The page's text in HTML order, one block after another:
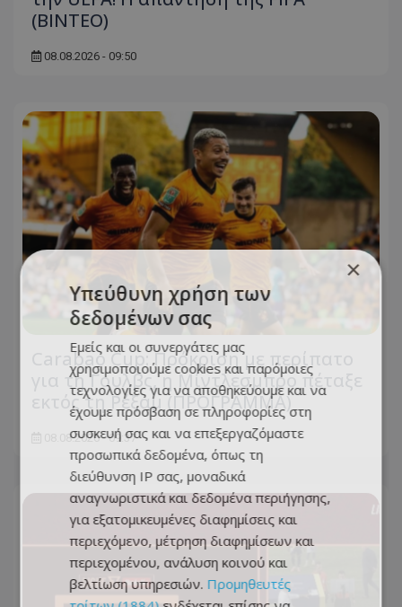
(ΒΙΝΤΕΟ)
08.08.2026 - 09:50
Carabao Cup: Πρόκριση με περίπατο
για τη Γουλβς, η Μίντλεσμπρο πέταξε
εκτός τη Ρέξαμ (ΠΡΟΓΡΑΜΜΑ)
08.08.2026 - 09:37
×
Υπεύθυνη χρήση των
δεδομένων σας
Εμείς και οι συνεργάτες μας
χρησιμοποιούμε cookies και παρόμοιες
τεχνολογίες για να αποθηκεύουμε και να
έχουμε πρόσβαση σε πληροφορίες στη
συσκευή σας και να επεξεργαζόμαστε
προσωπικά δεδομένα, όπως τη
διεύθυνση IP σας, μοναδικά
αναγνωριστικά και δεδομένα περιήγησης,
για εξατομικευμένες διαφημίσεις και
περιεχόμενο, μέτρηση διαφημίσεων και
περιεχομένου, ανάλυση κοινού και
βελτίωση υπηρεσιών. Προμηθευτές